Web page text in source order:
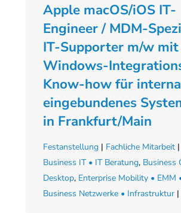
Apple macOS/iOS IT-
Engineer / MDM-
IT-Supporter m/w mit
Windows-
Know-how für
eingebundenes
in Frankfurt/Main
Festanstellung | Fachliche Mitarbeit
Business IT • IT Beratung, Business
Desktop, Enterprise Mobility • EMM
Business Netzwerke • Infrastruktur |